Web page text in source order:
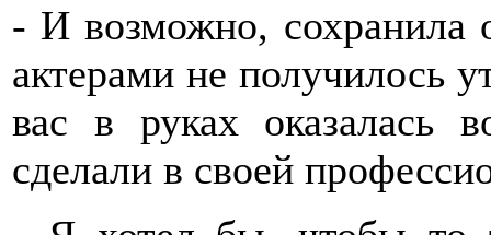
- И возможно, сохранила
актерами не получилось
вас в руках оказалась
сделали в своей